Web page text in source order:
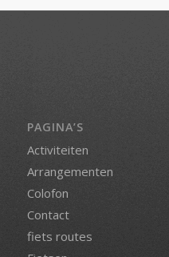
PAGINA’S
Activiteiten
Arrangementen
Colofon
Contact
fiets routes